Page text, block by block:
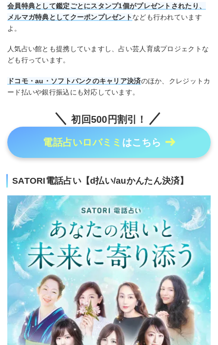
会員特典として鑑定ごとにスタンプ1個がプレゼントされたり、
メルマガ特典としてクーポンプレゼントなども行われています
よ。
人気占い館とも提携していますし、占い芸人育成プロジェクトな
ども行っています。
ドコモ・au・ソフトバンクのキャリア決済のほか、クレジットカ
ード払いや銀行振込にも対応しています。
初回500円割引！
電話占いロバミミ はこちら
SATORI電話占い【d払い/auかんたん決済】